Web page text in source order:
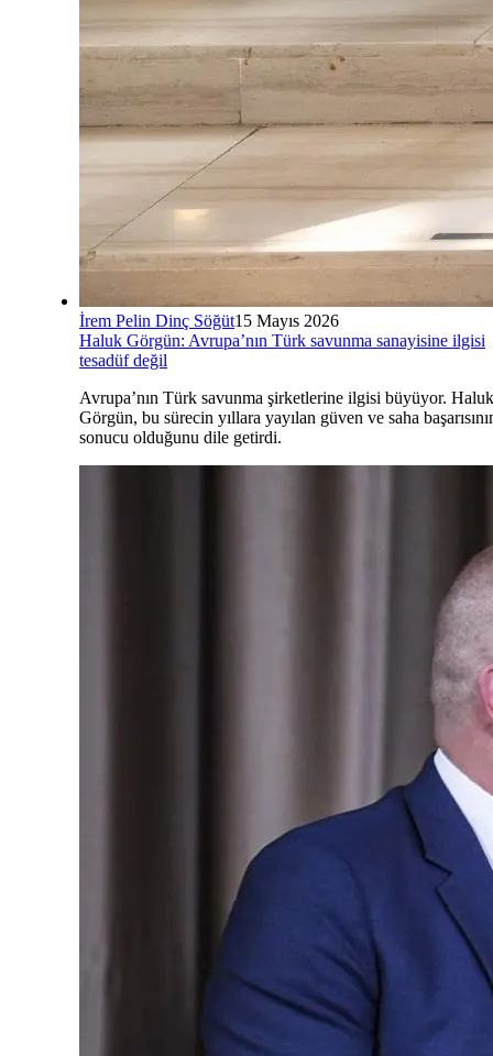
İrem Pelin Dinç Söğüt15 Mayıs 2026
Haluk Görgün: Avrupa’nın Türk savunma sanayisine ilgisi
tesadüf değil
Avrupa’nın Türk savunma şirketlerine ilgisi büyüyor. Haluk
Görgün, bu sürecin yıllara yayılan güven ve saha
sonucu olduğunu dile getirdi.